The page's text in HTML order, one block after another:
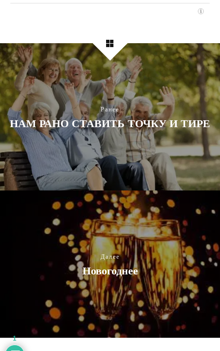
Ранее
НАМ РАНО СТАВИТЬ ТОЧКУ И ТИРЕ
Далее
Новогоднее
1